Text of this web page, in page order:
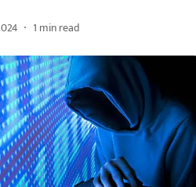
1 min read